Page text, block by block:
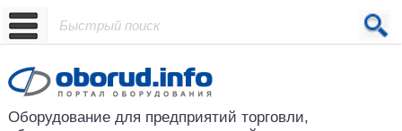
Проект основан в 2001 году
Оборудование для предприятий торговли,